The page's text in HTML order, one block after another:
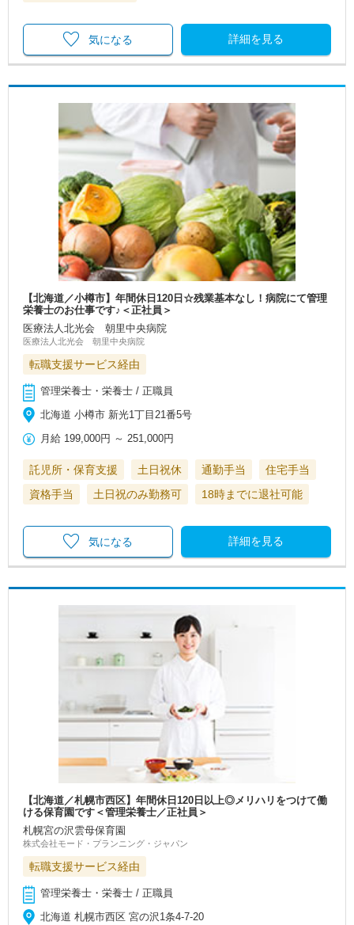
詳細を見る
気になる
【北海道／小樽市】年間休日120日☆残業基本なし！病院にて管理
栄養士のお仕事です♪＜正社員＞
医療法人北光会 朝里中央病院
医療法人北光会 朝里中央病院
転職支援サービス経由
管理栄養士・栄養士 / 正職員
北海道 小樽市 新光1丁目21番5号
月給 199,000円 ～251,000円
託児所・保育支援 土日祝休 通勤手当
住宅手当
資格手当
土日祝のみ勤務可 18時までに退社可能
詳細を見る
気になる
【北海道／札幌市西区】年間休日120日以上◎メリハリをつけて働
ける保育園です＜管理栄養士／正社員＞
札幌宮の沢雲母保育園
株式会社モード・プランニング・ジャパン
転職支援サービス経由
管理栄養士・栄養士 / 正職員
北海道 札幌市西区 宮の沢1条4-7-20